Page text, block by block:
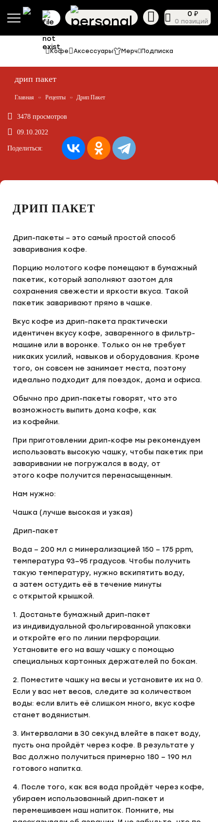
0 ₽
0 позиций
Кофе Аксессуары Мерч Подписка
дрип пакет
Главная Рецепты Дрип Пакет
3478 просмотров
09.10.2022
Поделиться:
ДРИП ПАКЕТ
Дрип-пакеты – это самый простой способ
заваривания кофе.
Порцию молотого кофе помещают в бумажный
пакетик, который заполняют азотом для
сохранения свежести и яркости вкуса. Такой
пакетик заваривают прямо в чашке.
Вкус кофе из дрип-пакета практически
идентичен вкусу кофе, заваренного в фильтр-
машине или в воронке. Только он не требует
никаких усилий, навыков и оборудования. Кроме
того, он совсем не занимает места, поэтому
идеально подходит для поездок, дома и офиса.
Обычно про дрип-пакеты говорят, что это
возможность выпить дома кофе, как
из кофейни.
При приготовлении дрип-кофе мы рекомендуем
использовать высокую чашку, чтобы пакетик при
заваривании не погружался в воду, от
этого кофе получится перенасыщенным.
Нам нужно:
Чашка (лучше высокая и узкая)
Дрип-пакет
Вода – 200 мл с минерализацией 150 – 175 ppm,
температура 93–95 градусов. Чтобы получить
такую температуру, нужно вскипятить воду,
а затем остудить её в течение минуты
с открытой крышкой.
1. Достаньте бумажный дрип-пакет
из индивидуальной фольгированной упаковки
и откройте его по линии перфорации.
Установите его на вашу чашку с помощью
специальных картонных держателей по бокам.
2. Поместите чашку на весы и установите их на 0.
Если у вас нет весов, следите за количеством
воды: если влить её слишком много, вкус кофе
станет водянистым.
3. Интервалами в 30 секунд влейте в пакет воду,
пусть она пройдёт через кофе. В результате у
Вас должно получиться примерно 180 – 190 мл
готового напитка.
4. После того, как вся вода пройдёт через кофе,
убираем использованный дрип-пакет и
перемешиваем наш напиток. Помните, мы